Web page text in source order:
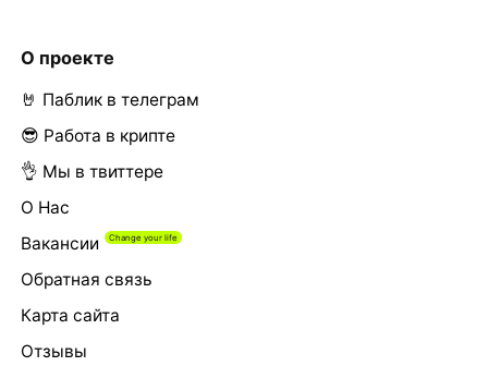
О проекте
🤘 Паблик в телеграм
😎 Работа в крипте
👌 Мы в твиттере
О Нас
Вакансии
Обратная связь
Карта сайта
Отзывы